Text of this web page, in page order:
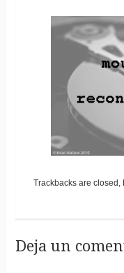
Trackbacks are closed,
Deja un